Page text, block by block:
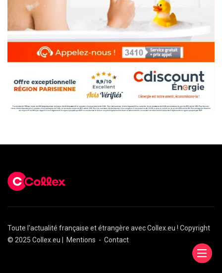
Toute l'actualité française et étrangère avec Collex.eu ! Copyright
© 2025 Collex.eu |
Mentions - Contact